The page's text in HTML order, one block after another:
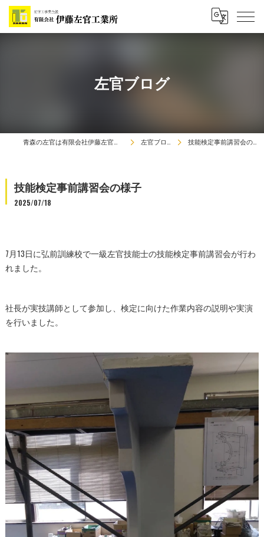
左官ブログ
左官ブログ 技能検定事前講習会の様子
技能検定事前講習会の様子
2025/07/18
7月13日に弘前訓練校で一級左官技能士の技能検定事前講習会が行わ
れました。
社長が実技講師として参加し、検定に向けた作業内容の説明や実演
を行いました。